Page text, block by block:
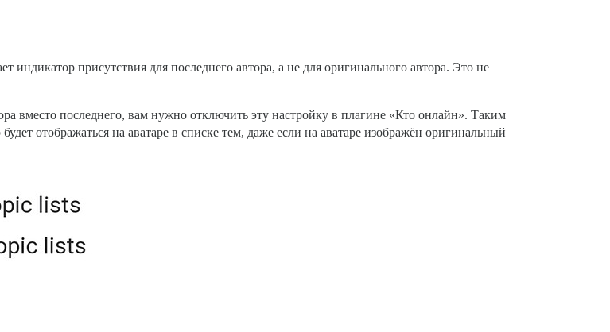
индикатор присутствия для последнего автора, а не для оригинального автора. Это не
вместо последнего, вам нужно отключить эту настройку в плагине «Кто онлайн». Таким
отображаться на аватаре в списке тем, даже если на аватаре изображён оригинальный